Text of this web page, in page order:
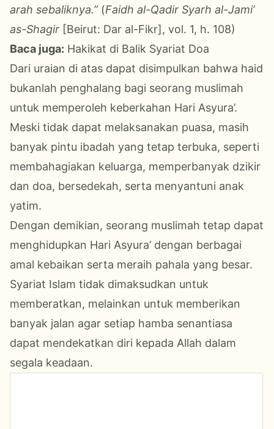
arah sebaliknya.”(Faidh al-Qadir Syarh al-Jami’
as-Shagir [Beirut: Dar al-Fikr], vol. 1, h. 108)
Baca juga: Hakikat di Balik Syariat Doa
Dari uraian di atas dapat disimpulkan bahwa haid
bukanlah penghalang bagi seorang muslimah
untuk memperoleh keberkahan Hari Asyura’.
Meski tidak dapat melaksanakan puasa, masih
banyak pintu ibadah yang tetap terbuka, seperti
membahagiakan keluarga, memperbanyak dzikir
dan doa, bersedekah, serta menyantuni anak
yatim.
Dengan demikian, seorang muslimah tetap dapat
menghidupkan Hari Asyura’ dengan berbagai
amal kebaikan serta meraih pahala yang besar.
Syariat Islam tidak dimaksudkan untuk
memberatkan, melainkan untuk memberikan
banyak jalan agar setiap hamba senantiasa
dapat mendekatkan diri kepada Allah dalam
segala keadaan.